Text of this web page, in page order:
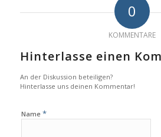
0
KOMMENTARE
Hinterlasse einen
An der Diskussion beteiligen?
Hinterlasse uns deinen Kommentar!
Name *